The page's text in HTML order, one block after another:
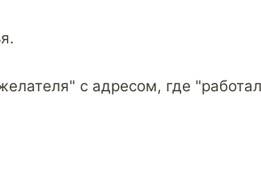
с адресом, где